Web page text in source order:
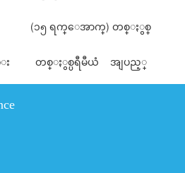
၁၅ ရက္ေအာက္) တစ္ႏွစ္
း တစ္ႏွစ္ပရီမီယံ အျပည့္